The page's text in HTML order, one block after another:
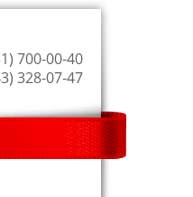
700-00-40
328-07-47